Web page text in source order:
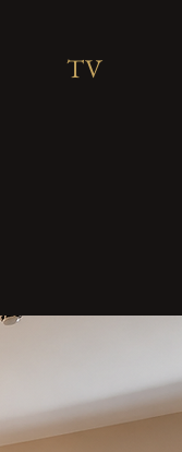
TV